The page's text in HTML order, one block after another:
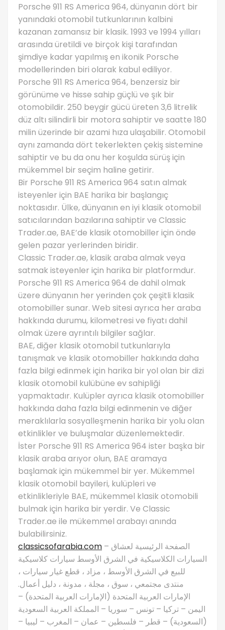
Porsche 911 RS America 964, dünyanın dört bir
yanındaki otomobil tutkunlarının kalbini
kazanan zamansız bir klasik. 1993 ve 1994 yılları
arasında üretildi ve birçok kişi tarafından
şimdiye kadar yapılmış en ikonik Porsche
modellerinden biri olarak kabul ediliyor.
Porsche 911 RS America 964, benzersiz bir
görünüme ve hisse sahip güçlü ve şık bir
otomobildir. 250 beygir gücü üreten 3,6 litrelik
düz altı silindirli bir motora sahiptir ve saatte 180
milin üzerinde bir azami hıza ulaşabilir. Otomobil
aynı zamanda dört tekerlekten çekiş sistemine
sahiptir ve bu da onu her koşulda sürüş için
mükemmel bir seçim haline getirir.
Bir Porsche 911 RS America 964 satın almak
isteyenler için BAE harika bir başlangıç ​​
noktasıdır. Ülke, dünyanın en iyi klasik otomobil
satıcılarından bazılarına sahiptir ve Classic
Trader.ae, BAE’de klasik otomobiller için önde
gelen pazar yerlerinden biridir.
Classic Trader.ae, klasik araba almak veya
satmak isteyenler için harika bir platformdur.
Porsche 911 RS America 964 de dahil olmak
üzere dünyanın her yerinden çok çeşitli klasik
otomobiller sunar. Web sitesi ayrıca her araba
hakkında durumu, kilometresi ve fiyatı dahil
olmak üzere ayrıntılı bilgiler sağlar.
BAE, diğer klasik otomobil tutkunlarıyla
tanışmak ve klasik otomobiller hakkında daha
fazla bilgi edinmek için harika bir yol olan bir dizi
klasik otomobil kulübüne ev sahipliği
yapmaktadır. Kulüpler ayrıca klasik otomobiller
hakkında daha fazla bilgi edinmenin ve diğer
meraklılarla sosyalleşmenin harika bir yolu olan
etkinlikler ve buluşmalar düzenlemektedir.
İster Porsche 911 RS America 964 ister başka bir
klasik araba arıyor olun, BAE aramaya
başlamak için mükemmel bir yer. Mükemmel
klasik otomobil bayileri, kulüpleri ve
etkinlikleriyle BAE, mükemmel klasik otomobili
bulmak için harika bir yerdir. Ve Classic
Trader.ae ile mükemmel arabayı anında
bulabilirsiniz.
classicsofarabia.com – الصفحة الرئيسية لعشاق
السيارات الكلاسيكية في الشرق الأوسط سيارات كلاسيكية
للبيع في الشرق الأوسط ، مزاد ، قطع غيار سيارات ،
منتدى مجتمعي ، سوق ، مجلة ، مدونة ، دليل أعمال.
الإمارات العربية المتحدة (الإمارات العربية المتحدة) –
اليمن – تركيا – تونس – سوريا – المملكة العربية السعودية
(السعودية) – قطر – فلسطين – عمان – المغرب – ليبيا –